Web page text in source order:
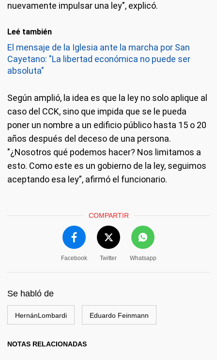
nuevamente impulsar una ley", explicó.
Leé también
El mensaje de la Iglesia ante la marcha por San
Cayetano: "La libertad económica no puede ser
absoluta"
Según amplió, la idea es que la ley no solo aplique al
caso del CCK, sino que impida que se le pueda
poner un nombre a un edificio público hasta 15 o 20
años después del deceso de una persona.
"¿Nosotros qué podemos hacer? Nos limitamos a
esto. Como este es un gobierno de la ley, seguimos
aceptando esa ley”, afirmó el funcionario.
COMPARTIR
Facebook Twitter Whatsapp
Se habló de
HernánLombardi Eduardo Feinmann
NOTAS RELACIONADAS